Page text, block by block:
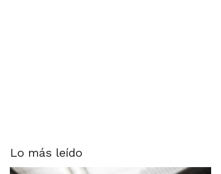
Lo más leído